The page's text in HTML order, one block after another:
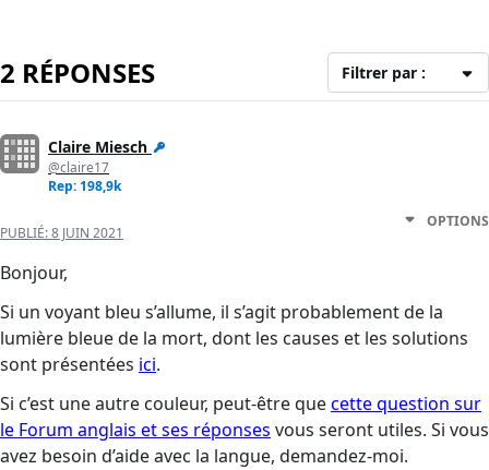
2 RÉPONSES Filtrer par :
Claire Miesch
@claire17
Rep: 198,9k
PUBLIÉ:8 JUIN 2021
OPTIONS
Bonjour,
Si un voyant bleu s’allume, il s’agit probablement de la
lumière bleue de la mort, dont les causes et les solutions
sont présentées ici.
Si c’est une autre couleur, peut-être quecette question sur
le Forum anglais et ses réponses vous seront utiles. Si vous
avez besoin d’aide avec la langue, demandez-moi.